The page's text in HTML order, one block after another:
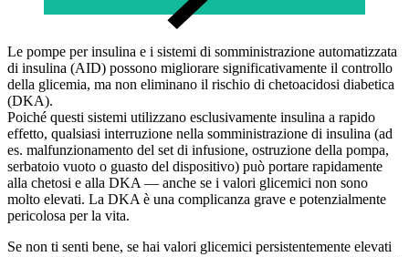
Le pompe per insulina e i sistemi di somministrazione automatizzata
di insulina (AID) possono migliorare significativamente il controllo
della glicemia, ma non eliminano il rischio di chetoacidosi diabetica
(DKA).
Poiché questi sistemi utilizzano esclusivamente insulina a rapido
effetto, qualsiasi interruzione nella somministrazione di insulina (ad
es. malfunzionamento del set di infusione, ostruzione della pompa,
serbatoio vuoto o guasto del dispositivo) può portare rapidamente
alla chetosi e alla DKA — anche se i valori glicemici non sono
molto elevati. La DKA è una complicanza grave e potenzialmente
pericolosa per la vita.
Se non ti senti bene, se hai valori glicemici persistentemente elevati